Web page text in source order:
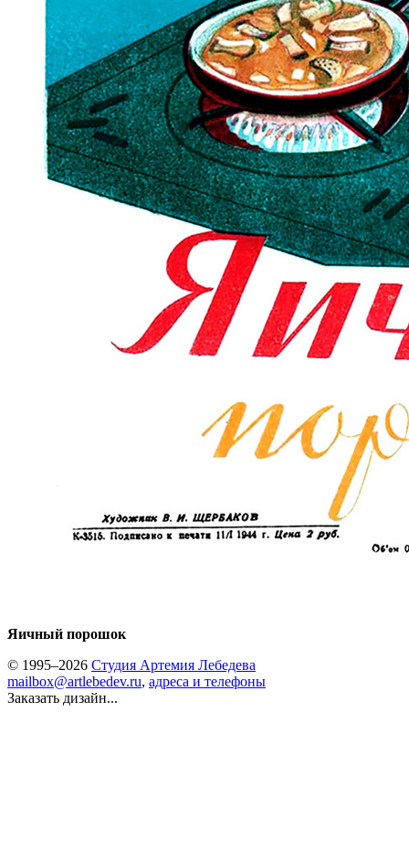
Яичный порошок
© 1995–2026 Студия Артемия Лебедева
mailbox@artlebedev.ru, адреса и телефоны
Заказать дизайн...